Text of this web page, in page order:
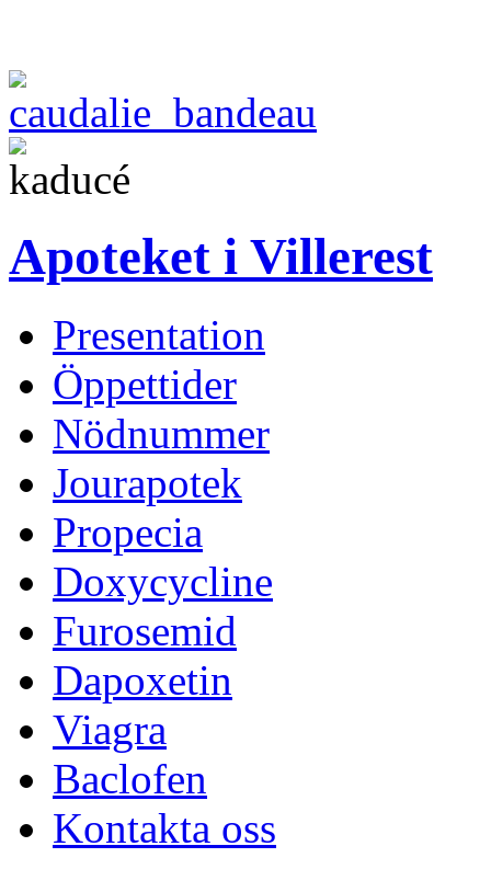
Apoteket i Villerest
Presentation
Öppettider
Nödnummer
Jourapotek
Propecia
Doxycycline
Furosemid
Dapoxetin
Viagra
Baclofen
Kontakta oss